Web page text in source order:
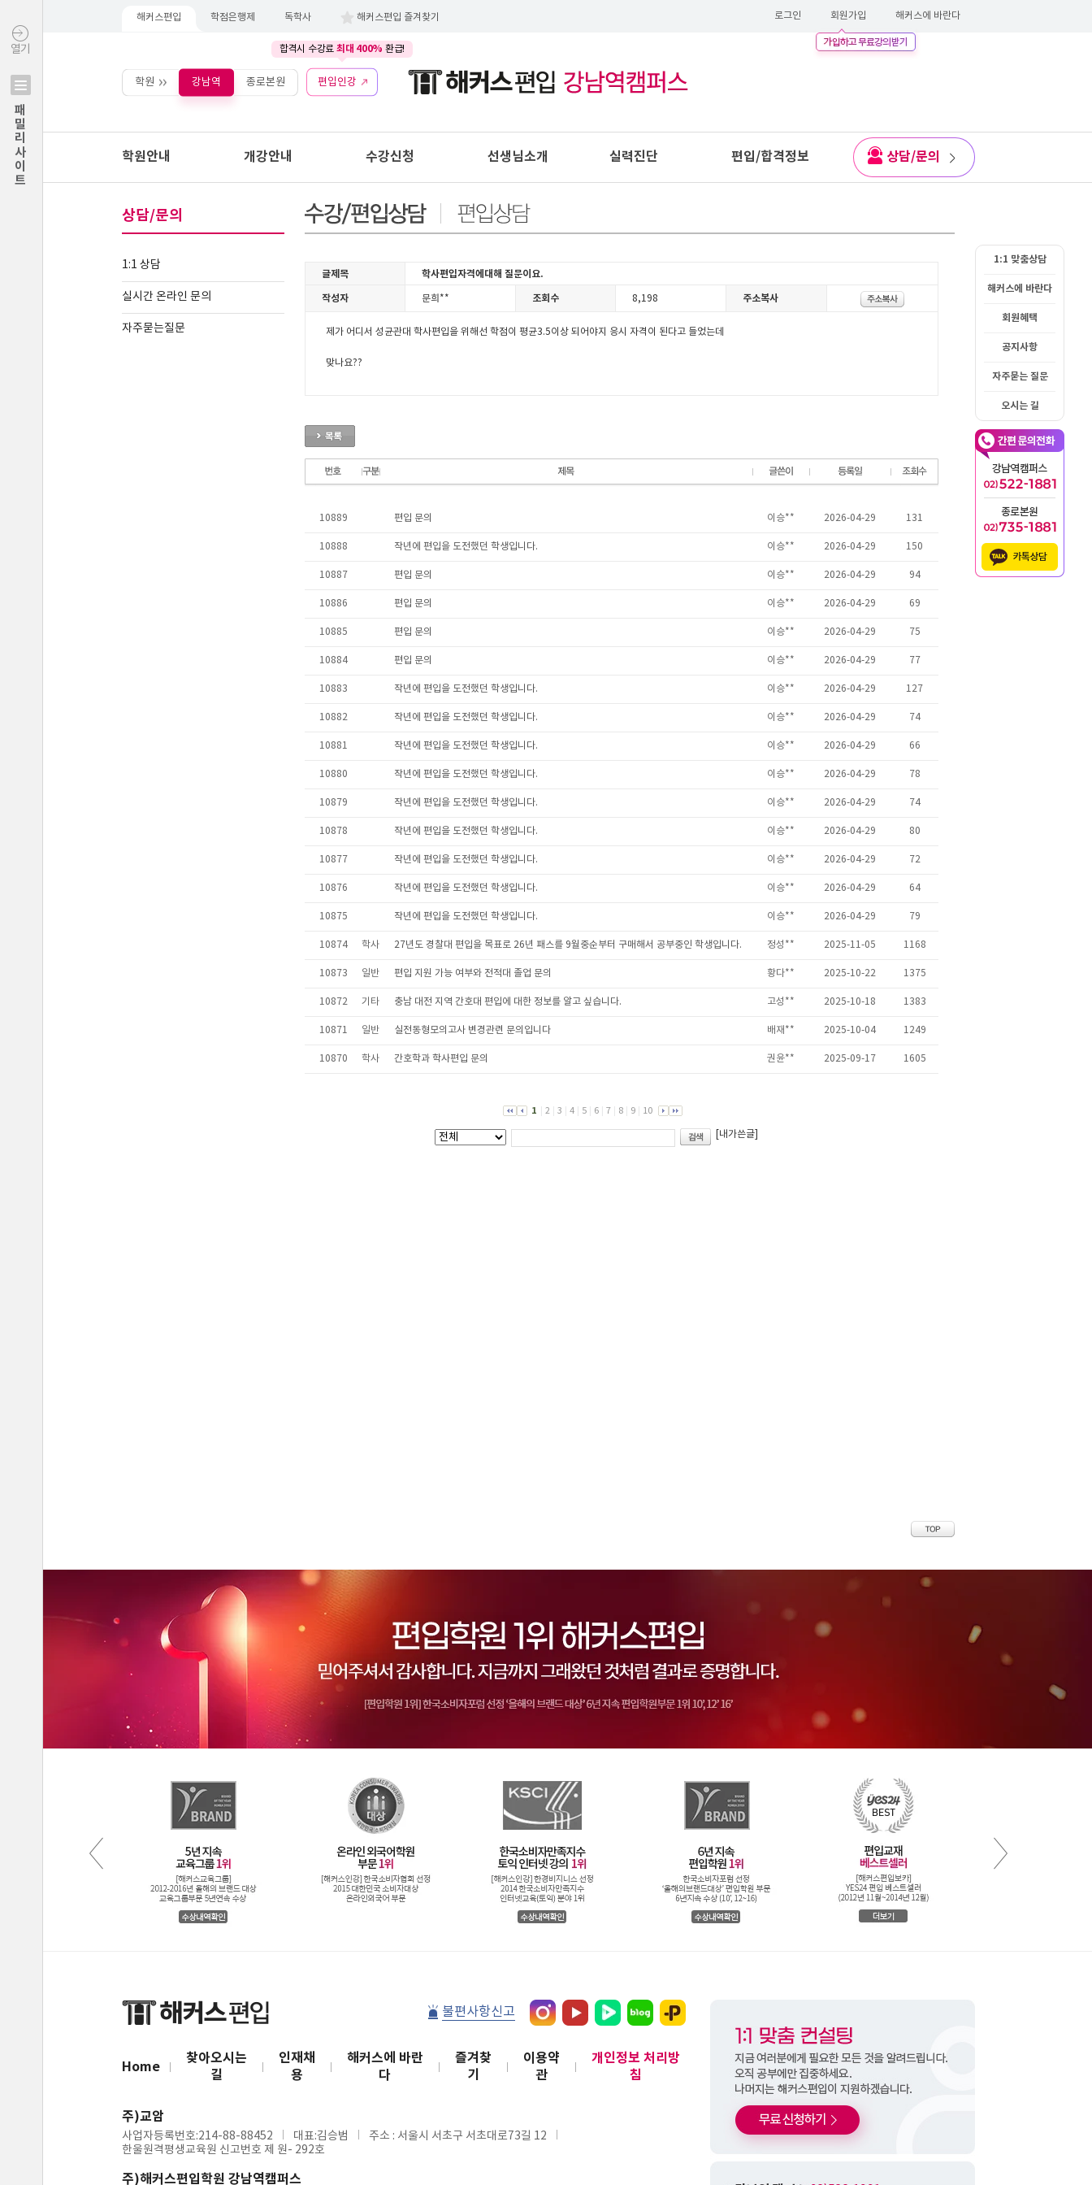
열기
패밀리사이트
해커스편입 학점은행제 독학사 해커스편입 즐겨찾기 로그인 회원가입 해커스에 바란다
합격시 수강료 최대 400% 환급!
학원 강남역 종로본원 편입인강
학원안내 개강안내 수강신청 선생님소개 실력진단 편입/합격정보 상담/문의
상담/문의
1:1 상담
실시간 온라인 문의
자주묻는질문
1:1 맞춤상담
해커스에 바란다
회원혜택
공지사항
자주묻는 질문
오시는 길
불편사항신고
Home
찾아오시는
길
인재채
용
해커스에 바란
다
즐겨찾
기
이용약
관
개인정보 처리방
침
주)교암
사업자등록번호:214-88-88452 대표:김승범
주소 : 서울시 서초구 서초대로73길 12
한울원격평생교육원 신고번호 제 원- 292호
주)해커스편입학원 강남역캠퍼스